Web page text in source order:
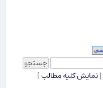
|نمایش کلیه مطالب]